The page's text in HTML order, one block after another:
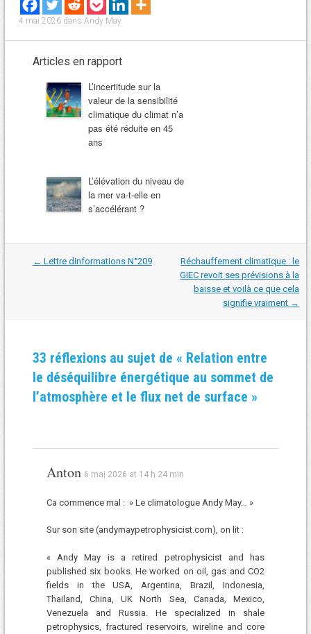
4 mai 2026dans Andy May.
Articles en rapport
L’incertitude sur la
valeur de la sensibilité
climatique du climat n’a
pas été réduite en 45
ans
L’élévation du niveau de
la mer va-t-elle en
s’accélérant ?
Navigation
dans
← Lettre dinformations N°209
Réchauffement climatique : le
GIEC revoit ses prévisions à la
baisse et voilà ce que cela
signifie vraiment →
33 réflexions au sujet de « Relation entre
le déséquilibre énergétique au sommet de
l’atmosphère et le flux net de surface »
Anton 6 mai 2026 at 14 h 24 min
Ca commence mal : » Le climatologue Andy May… »
Sur son site (andymaypetrophysicist.com), on lit :
« Andy May is a retired petrophysicist and has
published six books. He worked on oil, gas and CO2
fields in the USA, Argentina, Brazil, Indonesia,
Thailand, China, UK North Sea, Canada, Mexico,
Venezuela and Russia. He specialized in shale
petrophysics, fractured reservoirs, wireline and core